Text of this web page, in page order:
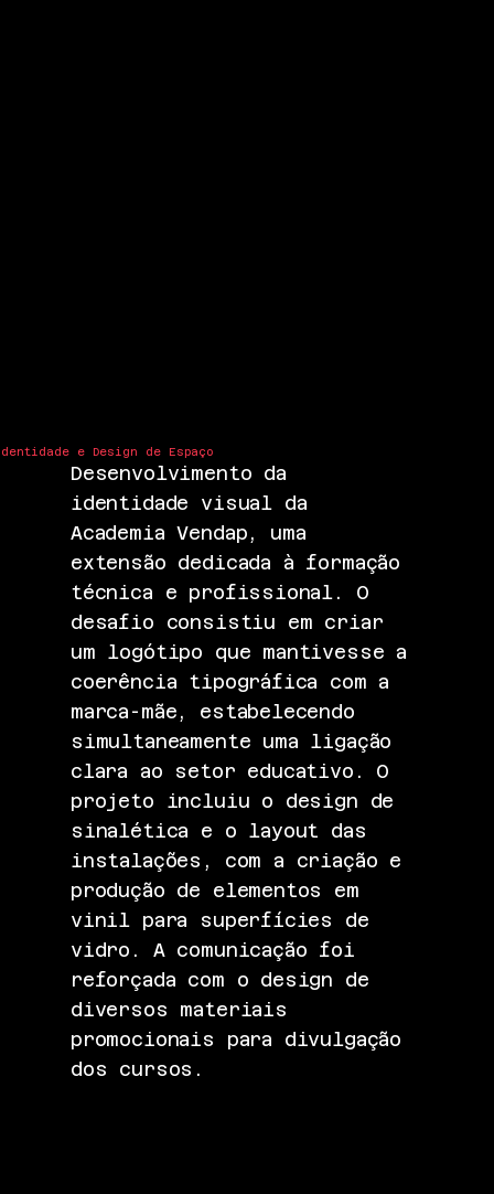
e Design de Espaço
Desenvolvimento da
identidade visual da
Academia Vendap, uma
extensão dedicada à formação
técnica e profissional. O
desafio consistiu em criar
um logótipo que mantivesse a
coerência tipográfica com a
marca-mãe, estabelecendo
simultaneamente uma ligação
clara ao setor educativo. O
projeto incluiu o design de
sinalética e o layout das
instalações, com a criação e
produção de elementos em
vinil para superfícies de
vidro. A comunicação foi
reforçada com o design de
diversos materiais
promocionais para divulgação
dos cursos.